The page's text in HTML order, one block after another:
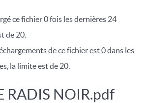
ce fichier 0 fois les dernières 24
de 20.
de ce fichier est 0 dans les
la limite est de 20.
RADIS NOIR.pdf